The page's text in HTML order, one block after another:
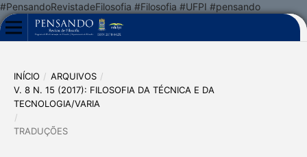
#PensandoRevistadeFilosofia #Filosofia #UFPI #pensando
INÍCIO / ARQUIVOS /
V. 8 N. 15 (2017): FILOSOFIA DA TÉCNICA E DA
TECNOLOGIA/VARIA
/
TRADUÇÕES